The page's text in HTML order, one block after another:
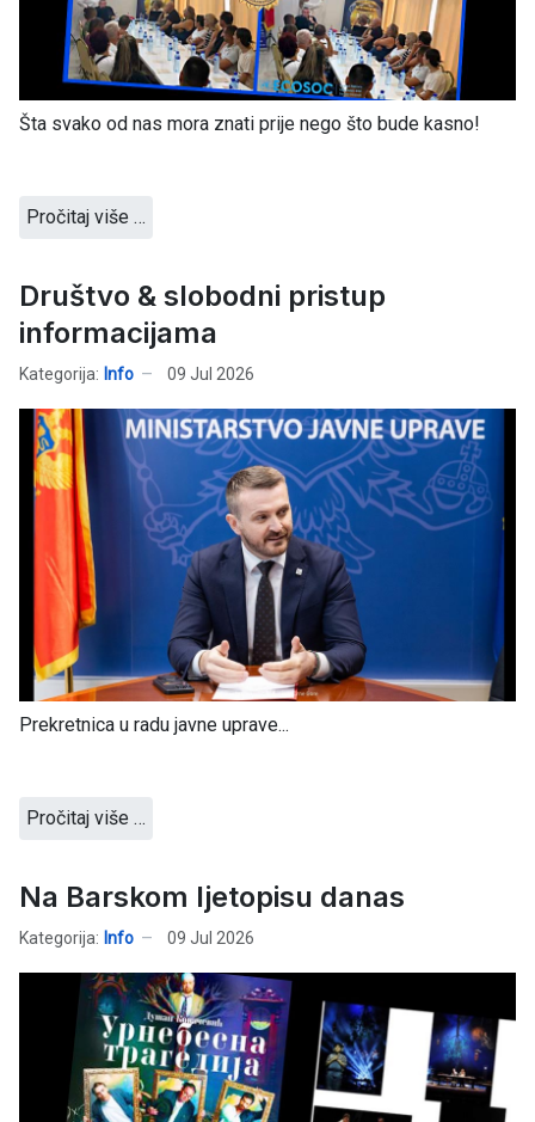
Šta svako od nas mora znati prije nego što bude kasno!
Pročitaj više …
Društvo & slobodni pristup
informacijama
Kategorija: Info 09 Jul 2026
Prekretnica u radu javne uprave...
Pročitaj više …
Na Barskom ljetopisu danas
Kategorija: Info 09 Jul 2026